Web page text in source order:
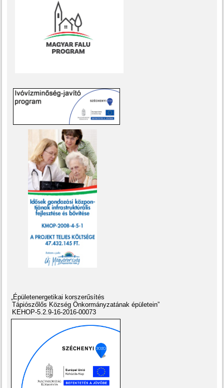
„Épületenergetikai korszerűsítés
Tápiószőlős Község Önkormányzatának épületein”
KEHOP-5.2.9-16-2016-00073